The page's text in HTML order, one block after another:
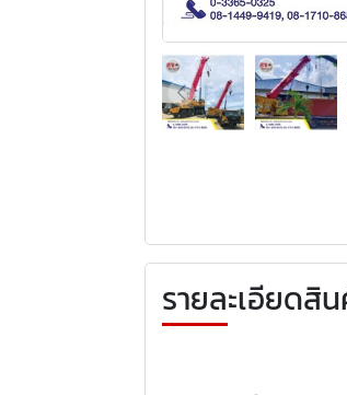
รายละเอียดสิ